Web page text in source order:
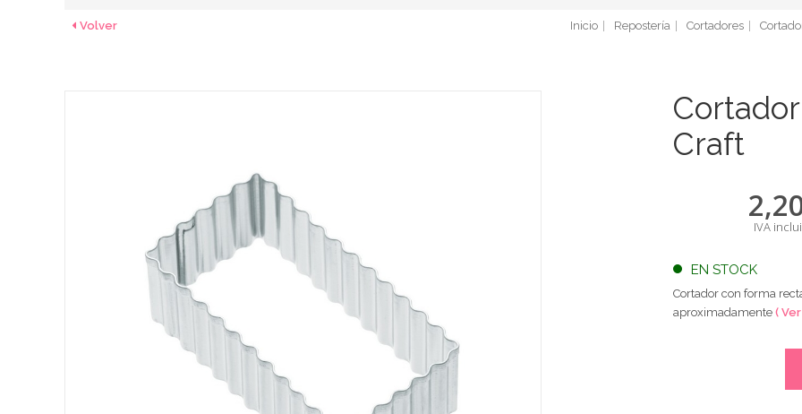
Volver Inicio Repostería Cortadores
Craft
IVA
EN STOCK
Cortador con forma
aproximadamente (